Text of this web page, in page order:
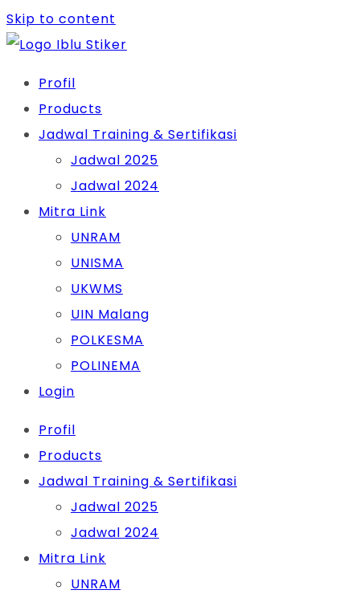
Skip to content
Profil
Products
Jadwal Training & Sertifikasi
Jadwal 2025
Jadwal 2024
Mitra Link
UNRAM
UNISMA
UKWMS
UIN Malang
POLKESMA
POLINEMA
Login
Profil
Products
Jadwal Training & Sertifikasi
Jadwal 2025
Jadwal 2024
Mitra Link
UNRAM